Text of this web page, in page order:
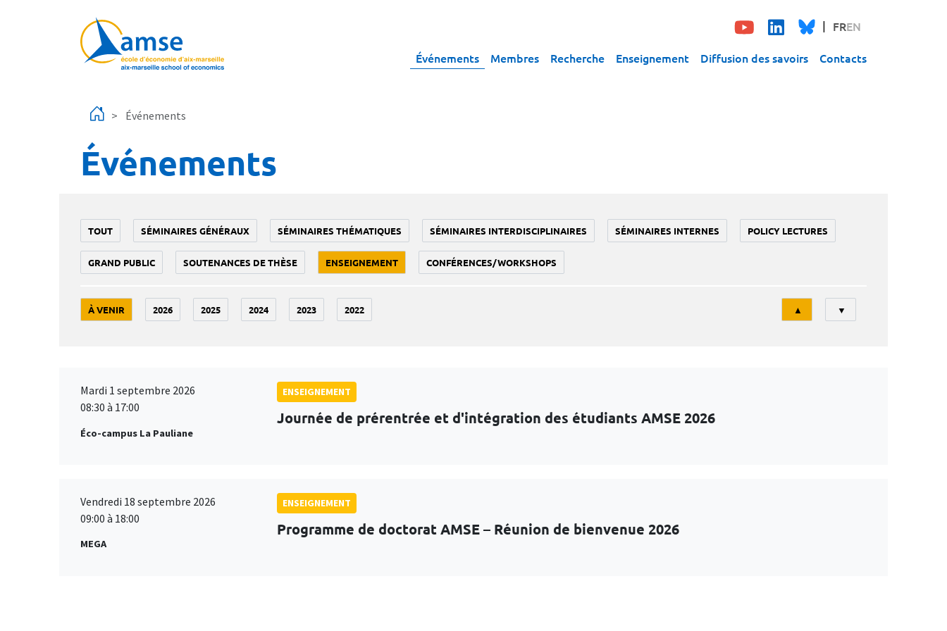
FREN
Événements Membres Recherche Enseignement Diffusion des savoirs Contacts
Événements
Événements
TOUT SÉMINAIRES GÉNÉRAUX SÉMINAIRES THÉMATIQUES SÉMINAIRES INTERDISCIPLINAIRES SÉMINAIRES INTERNES POLICY LECTURES
GRAND PUBLIC SOUTENANCES DE THÈSE ENSEIGNEMENT CONFÉRENCES/WORKSHOPS
À VENIR 2026 2025 2024 2023 2022
Tri
▲ ▼
Mardi 1 septembre 2026
08:30 à 17:00
Éco-campus La Pauliane
ENSEIGNEMENT
Journée de prérentrée et d'intégration des étudiants AMSE 2026
Vendredi 18 septembre 2026
09:00 à 18:00
MEGA
ENSEIGNEMENT
Programme de doctorat AMSE – Réunion de bienvenue 2026